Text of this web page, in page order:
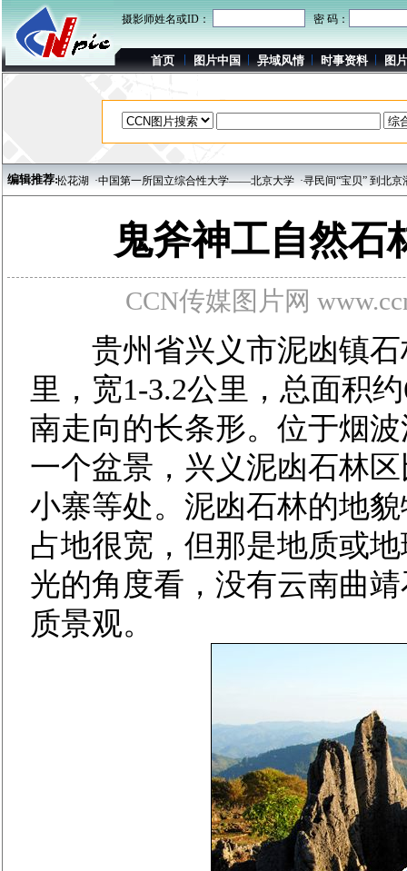
摄影师姓名或ID： 密 码：
首页 图片中国 异域风情 时事资料 图
编辑推荐:
松花湖 ·中国第一所国立综合性大学——北京大学 ·寻民间“宝贝” 到北京潘家园旧
鬼斧神工自然石
CCN传媒图片网
贵州省兴义市泥凼镇石
里，宽1-3.2公里，总面积
南走向的长条形。位于烟
一个盆景，兴义泥凼石林
小寨等处。泥凼石林的地
占地很宽，但那是地质或
光的角度看，没有云南曲
质景观。